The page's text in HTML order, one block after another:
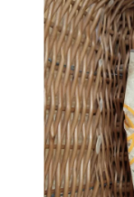
hvězdiček.